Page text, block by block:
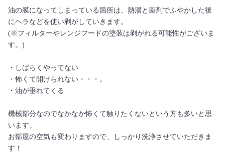
油の膜になってしまっている箇所は、熱湯と薬剤でふやかした後
にヘラなどを使い剥がしていきます。
(※フィルターやレンジフードの塗装は剥がれる可能性がございま
す。)
・しばらくやってない
・怖くて開けられない・・・。
・油が垂れてくる
機械部分なのでなかなか怖くて触りたくないという方も多いと思
います。
お部屋の空気も変わりますので、しっかり洗浄させていただきま
す！